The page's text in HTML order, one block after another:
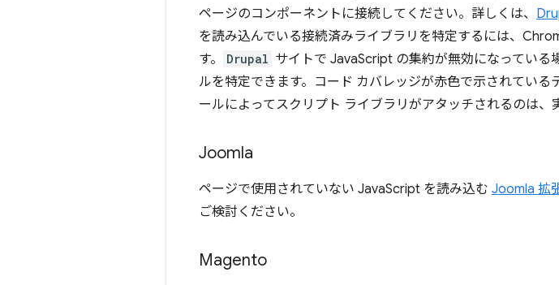
ページのコンポーネントに接続してください。詳しくは、
を読み込んでいる接続済みライブラリを特定するには、
す。
Drupal サイトで JavaScript の集約が無効になっている
ルを特定できます。コード カバレッジが赤色で示されてい
ールによってスクリプト ライブラリがアタッチされるのは、
Joomla
ページで使用されていない JavaScript を読み込む Joomla 拡
ご検討ください。
Magento